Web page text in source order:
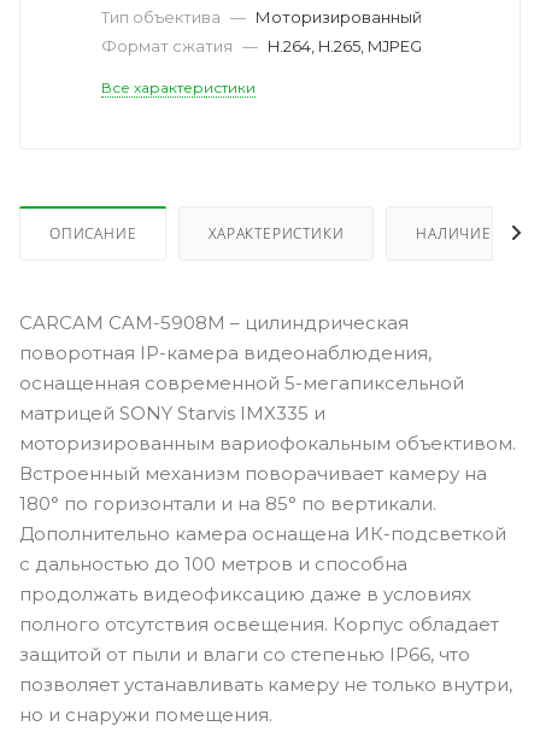
Тип объектива — Моторизированный
Формат сжатия — H.264, H.265, MJPEG
Все характеристики
ОПИСАНИЕ ХАРАКТЕРИСТИКИ НАЛИЧИЕ
CARCAM CAM-5908M – цилиндрическая
поворотная IP-камера видеонаблюдения,
оснащенная современной 5-мегапиксельной
матрицей SONY Starvis IMX335 и
моторизированным вариофокальным объективом.
Встроенный механизм поворачивает камеру на
180° по горизонтали и на 85° по вертикали.
Дополнительно камера оснащена ИК-подсветкой
с дальностью до 100 метров и способна
продолжать видеофиксацию даже в условиях
полного отсутствия освещения. Корпус обладает
защитой от пыли и влаги со степенью IP66, что
позволяет устанавливать камеру не только внутри,
но и снаружи помещения.